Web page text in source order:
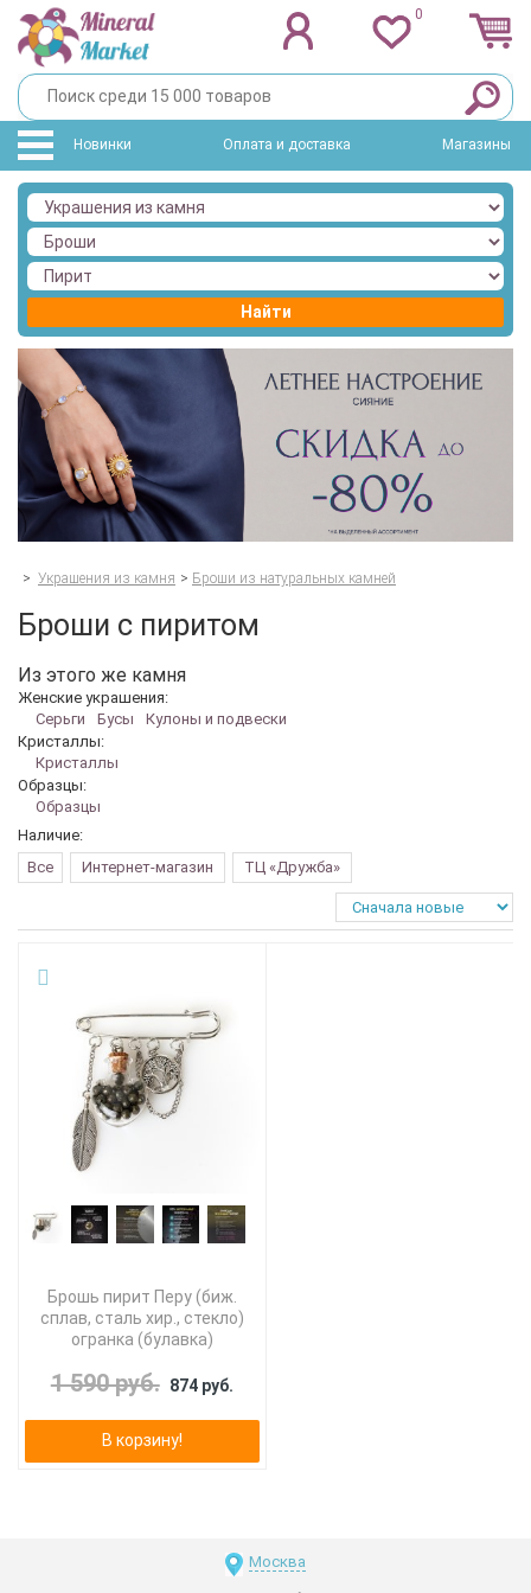
0
Новинки Оплата и доставка Магазины
Найти
> Украшения из камня > Броши из натуральных камней
Броши с пиритом
Из этого же камня
Женские украшения:
Серьги
Бусы
Кулоны и подвески
Кристаллы:
Кристаллы
Образцы:
Образцы
Наличие:
Все
Интернет-магазин ТЦ «Дружба»
Брошь пирит Перу (биж.
сплав, сталь хир., стекло)
огранка (булавка)
1 590 руб. 874 руб.
В корзину!
Москва